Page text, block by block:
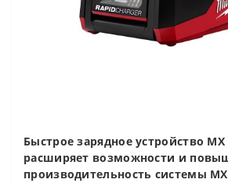
Быстрое зарядное устройство MX
расширяет возможности и
производительность системы MX